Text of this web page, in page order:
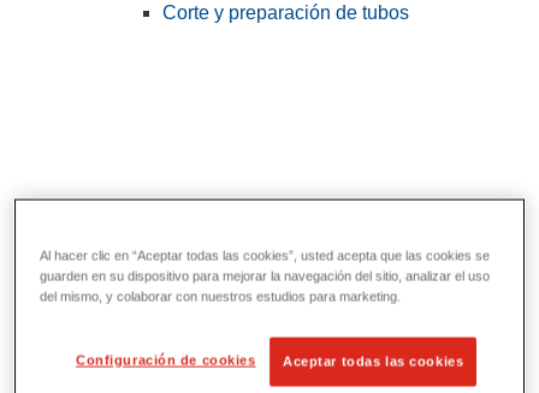
Corte y preparación de tubos
Herramientas de servicios públicos y de
View All Herramientas de servicios
Al hacer clic en “Aceptar todas las cookies”, usted acepta que las cookies se
guarden en su dispositivo para mejorar la navegación del sitio, analizar el uso
del mismo, y colaborar con nuestros estudios para marketing.
Configuración de cookies Aceptar todas las cookies